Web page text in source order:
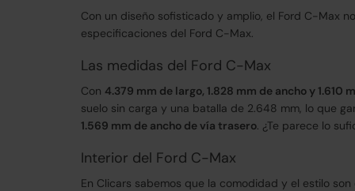
Con un diseño sofisticado y amplio, el Ford C-Max
especificaciones del Ford C-Max.
Las medidas del Ford C-Max
Con 4.379 mm de largo, 1.828 mm de ancho y 1.610
suelo sin carga y una batalla de 2.648 mm, lo que
1.569 mm de ancho de vía trasero. ¿Te parece lo
Interior del Ford C-Max
En Clicars sabemos que la comodidad y el estilo